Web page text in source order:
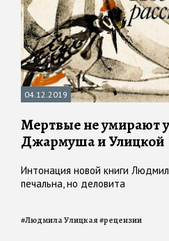
04.12.2019
Мертвые не умирают у
Джармуша и Улицкой
Интонация новой книги
печальна, но деловита
#Людмила Улицкая#рецензии